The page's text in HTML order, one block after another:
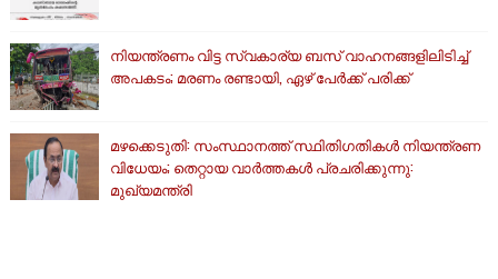
നിയന്ത്രണം വിട്ട സ്വകാര്യ ബസ് വാഹനങ്ങളിലിടിച്ച്
അപകടം; മരണം രണ്ടായി, ഏഴ് പേർക്ക് പരിക്ക്
മഴക്കെടുതി: സംസ്ഥാനത്ത് സ്ഥിതിഗതികള്‍ നിയന്ത്രണ
വിധേയം; തെറ്റായ വാര്‍ത്തകള്‍ പ്രചരിക്കുന്നു:
മുഖ്യമന്ത്രി